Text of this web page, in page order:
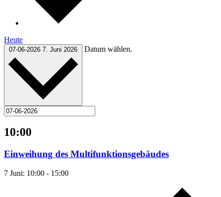
Heute
07-06-2026 7. Juni 2026 Datum wählen.
10:00
Einweihung des Multifunktionsgebäudes
7 Juni: 10:00 - 15:00